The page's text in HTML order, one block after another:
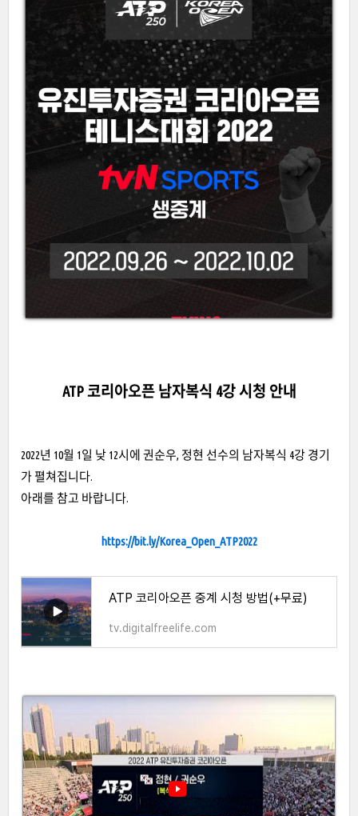
ATP 코리아오픈 남자복식 4강 시청 안내
2022년 10월 1일 낮 12시에 권순우, 정현 선수의 남자복식 4강 경기
가 펼쳐집니다.
아래를 참고 바랍니다.
https://bit.ly/Korea_Open_ATP2022
ATP 코리아오픈 중계 시청 방법(+무료)
tv.digitalfreelife.com